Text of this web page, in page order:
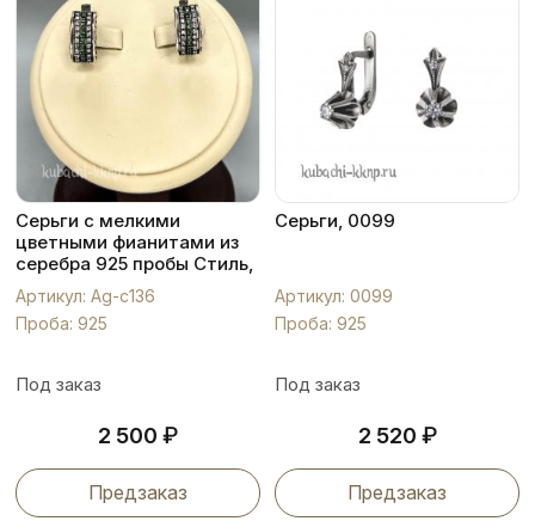
Серьги с мелкими
цветными фианитами из
серебра 925 пробы Стиль,
Ag-с136
Артикул: Ag-с136
Проба: 925
Под заказ
2 500 ₽
Предзаказ
Серьги, 0099
Артикул: 0099
Проба: 925
Под заказ
2 520 ₽
Предзаказ